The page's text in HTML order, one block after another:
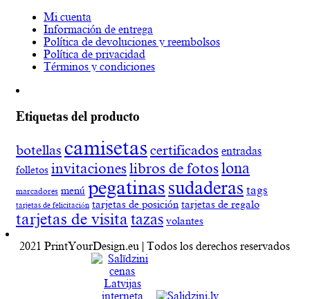
Mi cuenta
Información de entrega
Política de devoluciones y reembolsos
Política de privacidad
Términos y condiciones
Etiquetas del producto
botellas camisetas certificados entradas
folletos invitacioneslibros de fotoslona
marcadores menú pegatinas sudaderas tags
tarjetas de felicitación tarjetas de posición tarjetas de regalo
tarjetas de visita tazas volantes
2021 PrintYourDesign.eu | Todos los derechos reservados